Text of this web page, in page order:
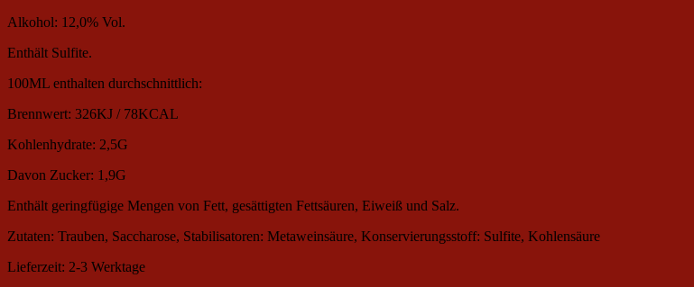
Alkohol: 12,0% Vol.
Enthält Sulfite.
100ML enthalten durchschnittlich:
Brennwert: 326KJ / 78KCAL
Kohlenhydrate: 2,5G
Davon Zucker: 1,9G
Enthält geringfügige Mengen von Fett, gesättigten Fettsäuren, Eiweiß und Salz.
Zutaten: Trauben, Saccharose, Stabilisatoren: Metaweinsäure, Konservierungsstoff: Sulfite, Kohlensäure
Lieferzeit: 2-3 Werktage